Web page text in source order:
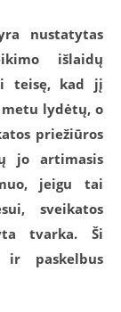
nustatytas
išlaidų
teisę, kad jį
lydėtų, o
priežiūros
jo artimasis
jeigu tai
sveikatos
tvarka. Ši
paskelbus